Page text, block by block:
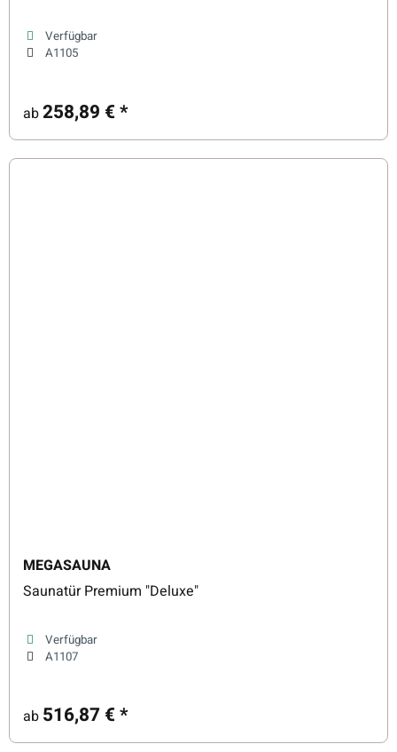
Verfügbar
A1105
ab258,89 €*
MEGASAUNA
Saunatür Premium "Deluxe"
Verfügbar
A1107
ab 516,87 €*